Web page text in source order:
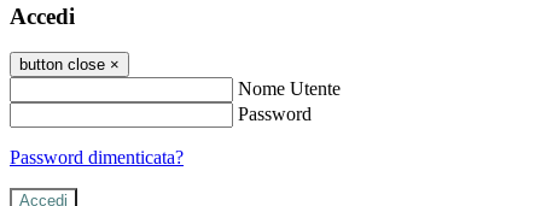
Accedi
button close ×
Nome Utente
Password
Password dimenticata?